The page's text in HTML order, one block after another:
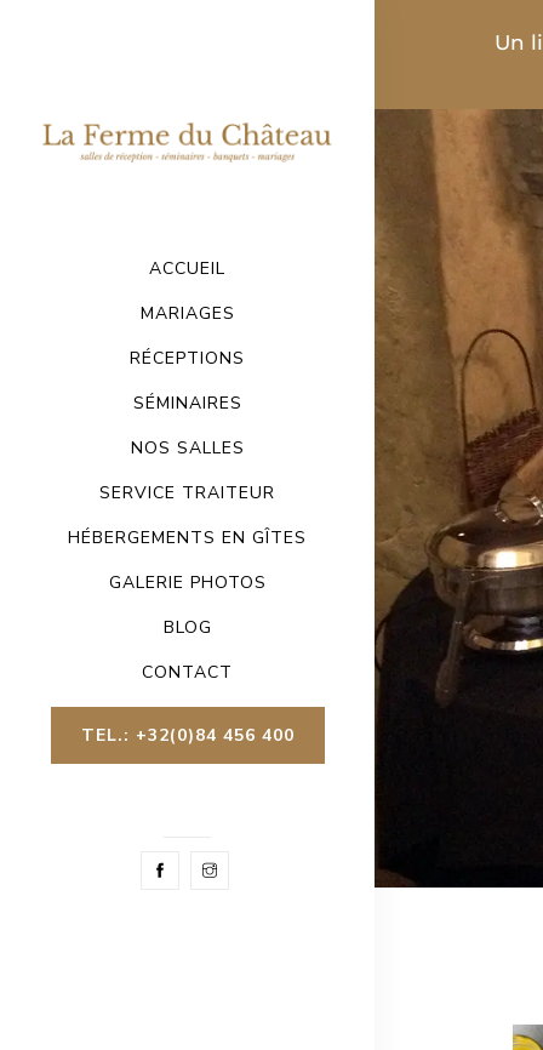
ACCUEIL
MARIAGES
RÉCEPTIONS
SÉMINAIRES
NOS SALLES
SERVICE TRAITEUR
HÉBERGEMENTS EN GÎTES
GALERIE PHOTOS
BLOG
CONTACT
TEL.: +32(0)84 456 400
Un